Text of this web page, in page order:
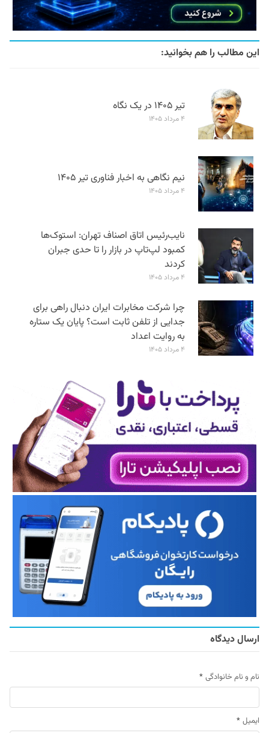
این مطالب را هم بخوانید:
تیر ۱۴۰۵ در یک نگاه
۴ مرداد ۱۴۰۵
نیم نگاهی به اخبار فناوری تیر ۱۴۰۵
۴ مرداد ۱۴۰۵
نایب‌رئیس اتاق اصناف تهران: استوک‌ها
کمبود لپ‌تاپ در بازار را تا حدی جبران
کردند
۴ مرداد ۱۴۰۵
چرا شرکت مخابرات ایران دنبال راهی برای
جدایی از تلفن ثابت است؟ پایان یک ستاره
به روایت اعداد
۴ مرداد ۱۴۰۵
ارسال دیدگاه
نام و نام خانوادگی *
ایمیل *